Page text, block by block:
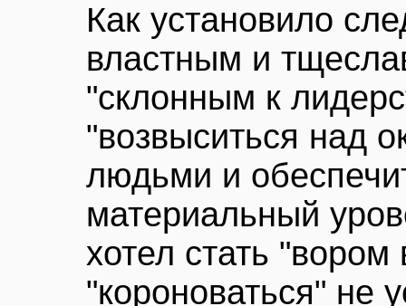
Как установило
властным и
"склонным к
"возвыситься над
людьми и
материальный
хотел стать "вором
"короноваться" не